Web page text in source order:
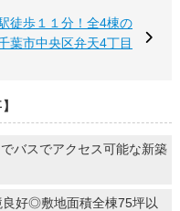
徒歩１１分！全4棟の
葉市中央区弁天4丁目
バスでアクセス可能な新築
良好◎敷地面積全棟75坪以